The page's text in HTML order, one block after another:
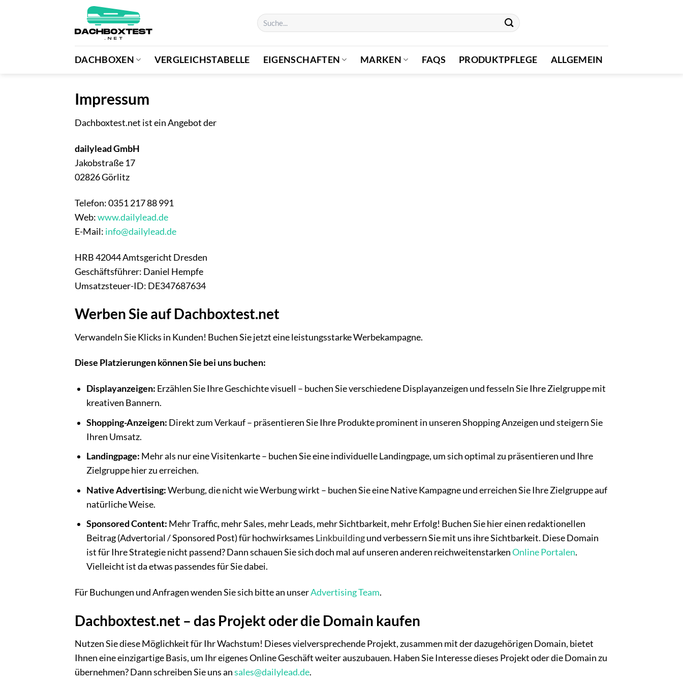
Suchen
nach:
DACHBOXEN VERGLEICHSTABELLE EIGENSCHAFTEN MARKEN FAQS PRODUKTPFLEGE ALLGEMEIN
Impressum
Dachboxtest.net ist ein Angebot der
dailylead GmbH
Jakobstraße 17
02826 Görlitz
Telefon: 0351 217 88 991
Web:www.dailylead.de
E-Mail: info@dailylead.de
HRB 42044 Amtsgericht Dresden
Geschäftsführer: Daniel Hempfe
Umsatzsteuer-ID: DE347687634
Werben Sie auf Dachboxtest.net
Verwandeln Sie Klicks in Kunden! Buchen Sie jetzt eine leistungsstarke Werbekampagne.
Diese Platzierungen können Sie bei uns buchen:
Displayanzeigen: Erzählen Sie Ihre Geschichte visuell – buchen Sie verschiedene Displayanzeigen und fesseln Sie Ihre Zielgruppe mit
kreativen Bannern.
Shopping-Anzeigen: Direkt zum Verkauf – präsentieren Sie Ihre Produkte prominent in unseren Shopping Anzeigen und steigern Sie
Ihren Umsatz.
Landingpage: Mehr als nur eine Visitenkarte – buchen Sie eine individuelle Landingpage, um sich optimal zu präsentieren und Ihre
Zielgruppe hier zu erreichen.
Native Advertising:Werbung, die nicht wie Werbung wirkt – buchen Sie eine Native Kampagne und erreichen Sie Ihre Zielgruppe auf
natürliche Weise.
Sponsored Content: Mehr Traffic, mehr Sales, mehr Leads, mehr Sichtbarkeit, mehr Erfolg! Buchen Sie hier einen redaktionellen
Beitrag (Advertorial / Sponsored Post) für hochwirksames Linkbuildingund verbessern Sie mit uns ihre Sichtbarkeit. Diese Domain
ist für Ihre Strategie nicht passend? Dann schauen Sie sich doch mal auf unseren anderen reichweitenstarkenOnline Portalen.
Vielleicht ist da etwas passendes für Sie dabei.
Für Buchungen und Anfragen wenden Sie sich bitte an unserAdvertising Team.
Dachboxtest.net – das Projekt oder die Domain kaufen
Nutzen Sie diese Möglichkeit für Ihr Wachstum! Dieses vielversprechende Projekt, zusammen mit der dazugehörigen Domain, bietet
Ihnen eine einzigartige Basis, um Ihr eigenes Online Geschäft weiter auszubauen. Haben Sie Interesse dieses Projekt oder die Domain zu
übernehmen? Dann schreiben Sie uns ansales@dailylead.de.